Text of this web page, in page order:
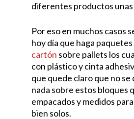
diferentes productos
Por eso en muchos casos
hoy día que haga paquetes
cartón sobre pallets los
con plástico y cinta
que quede claro que no se
nada sobre estos bloques
empacados y medidos
bien solos.